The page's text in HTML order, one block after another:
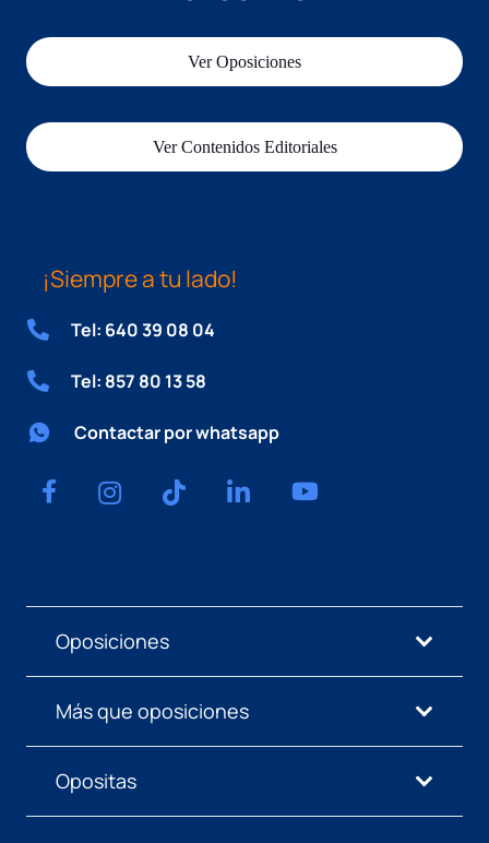
Ver Oposiciones
Ver Contenidos Editoriales
¡Siempre a tu lado!
Tel: 640 39 08 04
Tel: 857 80 13 58
Contactar por whatsapp
Oposiciones
Más que oposiciones
Opositas